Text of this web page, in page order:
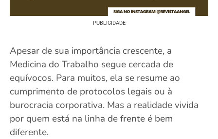
PUBLICIDADE
Apesar de sua importância crescente, a
Medicina do Trabalho segue cercada de
equívocos. Para muitos, ela se resume ao
cumprimento de protocolos legais ou à
burocracia corporativa. Mas a realidade vivida
por quem está na linha de frente é bem
diferente.